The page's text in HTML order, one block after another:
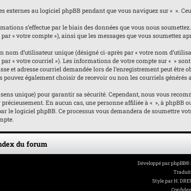
externes au logiciel phpBB pendant que vous naviguez sur « ».
s’effectue par le biais des données que vous nous
« votre compte »), ainsi que les messages que vous soumettez
d’utilisateur unique (désigné ci-après par « votre nom
« votre courriel »). Les informations de votre compte sur « »
et adresse courriel demandée lors de l’enregistrement peut
pouvez également choisir de recevoir ou non les courriels
unique) pour garantir sa sécurité. Cependant, nous vous
En aucun cas, une personne affiliée à « », à
le logiciel phpBB. Ce processus vous demandera de soumettre
du forum
Développé parphpBB®
Style parH.